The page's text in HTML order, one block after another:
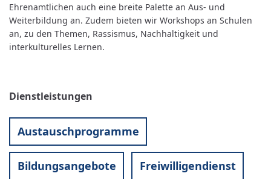
Ehrenamtlichen auch eine breite Palette an Aus- und
Weiterbildung an. Zudem bieten wir Workshops an Schulen
an, zu den Themen, Rassismus, Nachhaltigkeit und
interkulturelles Lernen.
Dienstleistungen
Austauschprogramme
Bildungsangebote Freiwilligendienst